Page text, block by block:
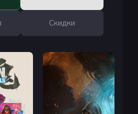
Скидки